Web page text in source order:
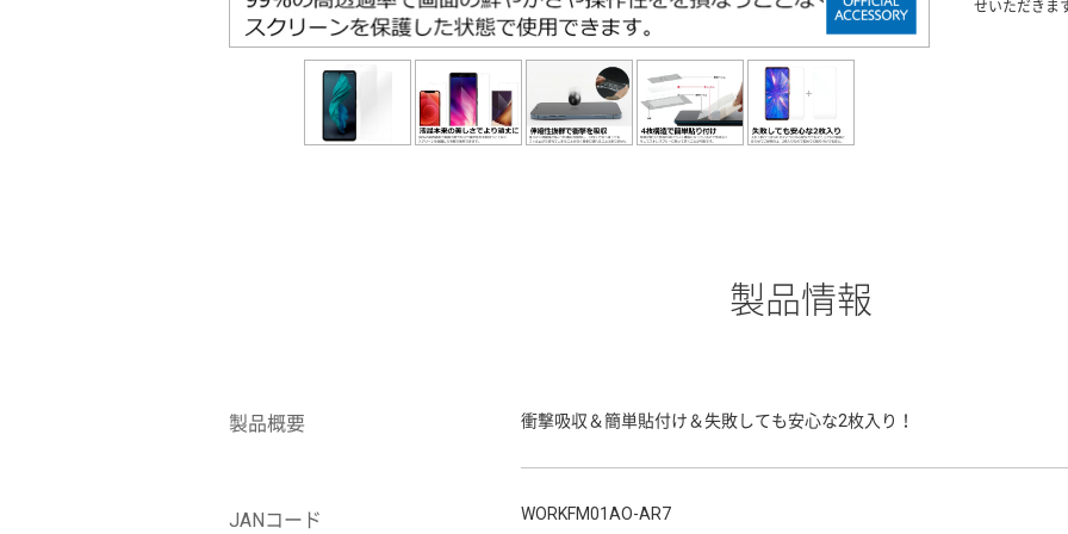
せいただきま
製品情報
製品概要 衝撃吸収＆簡単貼付け＆失敗しても安心な2枚入り！
JANコード WORKFM01AO-AR7